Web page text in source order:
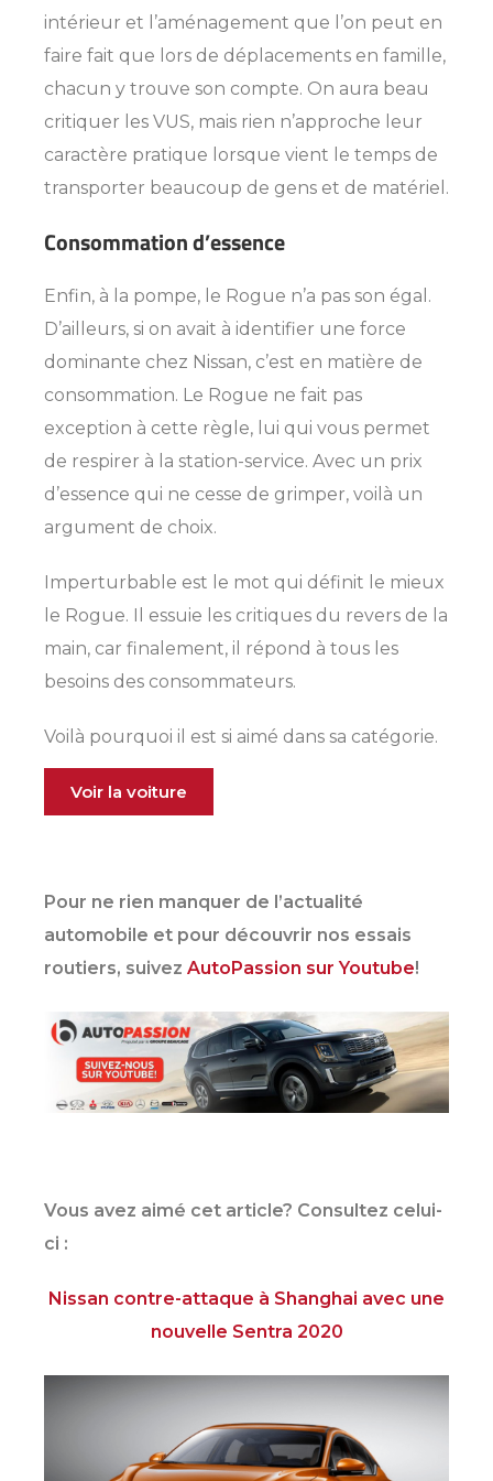
intérieur et l’aménagement que l’on peut en
faire fait que lors de déplacements en famille,
chacun y trouve son compte. On aura beau
critiquer les VUS, mais rien n’approche leur
caractère pratique lorsque vient le temps de
transporter beaucoup de gens et de matériel.
Consommation d’essence
Enfin, à la pompe, le Rogue n’a pas son égal.
D’ailleurs, si on avait à identifier une force
dominante chez Nissan, c’est en matière de
consommation. Le Rogue ne fait pas
exception à cette règle, lui qui vous permet
de respirer à la station-service. Avec un prix
d’essence qui ne cesse de grimper, voilà un
argument de choix.
Imperturbable est le mot qui définit le mieux
le Rogue. Il essuie les critiques du revers de la
main, car finalement, il répond à tous les
besoins des consommateurs.
Voilà pourquoi il est si aimé dans sa catégorie.
Voir la voiture
Pour ne rien manquer de l’actualité
automobile et pour découvrir nos essais
routiers, suivez AutoPassion sur Youtube!
Vous avez aimé cet article? Consultez celui-
ci :
Nissan contre-attaque à Shanghai avec une
nouvelle Sentra 2020
DRUMMONDVILLE
COWANSVILLE
MAGOG